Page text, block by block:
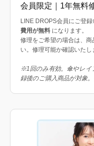
会員限定｜1年無料
LINE DROPS会員にご登録
費用が無料 になります。
修理をご希望の場合は、
い。修理可能か確認いたし
※1回のみ有効。傘やレイ
録後のご購入商品が対象